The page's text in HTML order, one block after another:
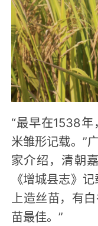
“最早在1538
米雏形记载。”
家介绍，清朝
《增城县志》
上造丝苗，有
苗最佳。”